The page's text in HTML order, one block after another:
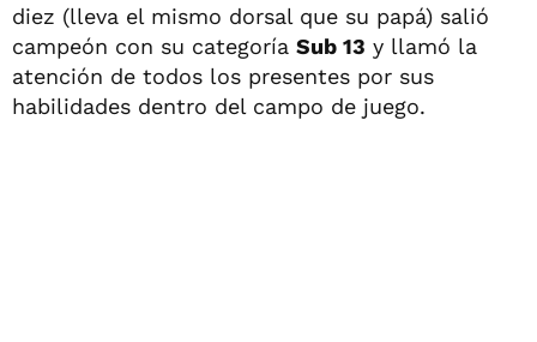
diez (lleva el mismo dorsal que su papá) salió
campeón con su categoría Sub 13 y llamó la
atención de todos los presentes por sus
habilidades dentro del campo de juego.